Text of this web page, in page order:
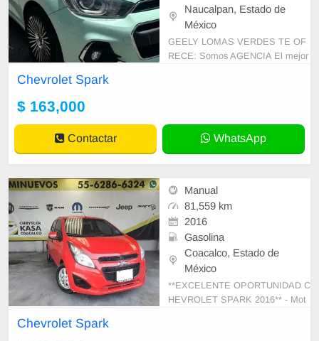
Naucalpan, Estado de
México
GEELY LOMAS VERDES TE OF
RECE: Somos AGENCIA El mejor
Chevrolet Spark
$ 163,000
Contactar WhatsApp
Manual
81,559 km
2016
Gasolina
Coacalco, Estado de
México
**EXCELENTE OPORTUNIDAD C
HEVROLET SPARK 2016** - Mot
Chevrolet Spark